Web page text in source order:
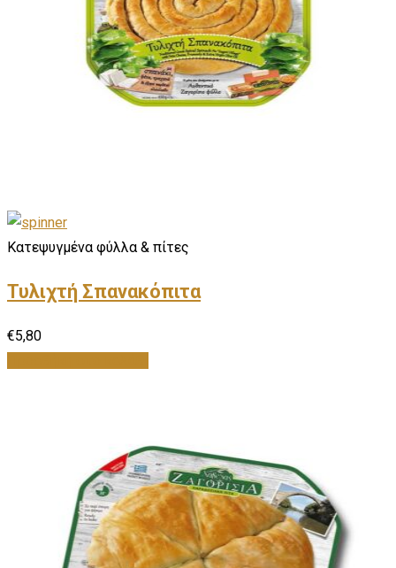
Κατεψυγμένα φύλλα & πίτες
Τυλιχτή Σπανακόπιτα
€5,80